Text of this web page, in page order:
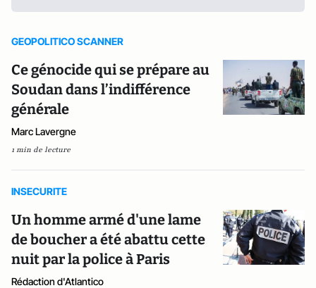
GEOPOLITICO SCANNER
Ce génocide qui se prépare au
Soudan dans l’indifférence
générale
Marc Lavergne
1 min de lecture
INSECURITE
Un homme armé d'une lame
de boucher a été abattu cette
nuit par la police à Paris
Rédaction d'Atlantico